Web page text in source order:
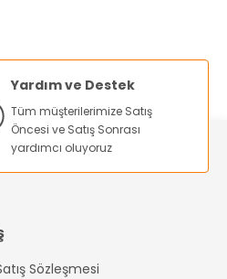
Yardım ve Destek
Tüm müşterilerimize Satış
Öncesi ve Satış Sonrası
yardımcı oluyoruz
Sözleşmesi